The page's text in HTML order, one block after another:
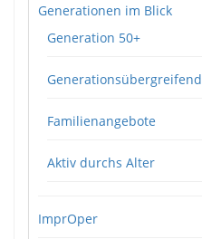
Generationen im Blick
Generation 50+
Generationsübergreifend
Familienangebote
Aktiv durchs Alter
ImprOper